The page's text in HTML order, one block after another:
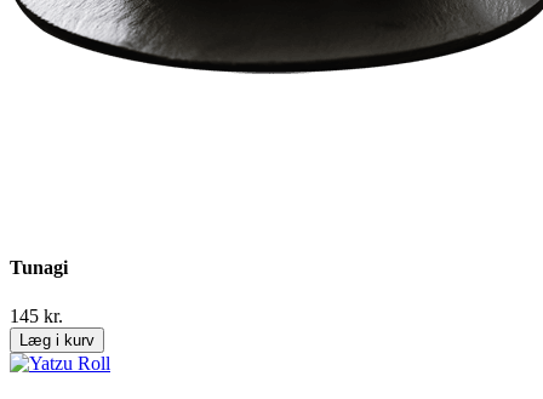
Tunagi
145 kr.
Læg i kurv